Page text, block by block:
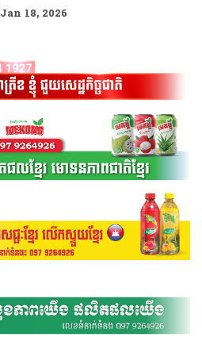
Jan 18, 2026